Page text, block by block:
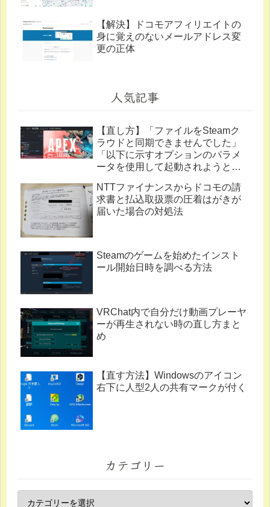
【解決】ドコモアフィリエイトの
身に覚えのないメールアドレス変
更の正体
人気記事
【直し方】「ファイルをSteamク
ラウドと同期できませんでした」
「以下に示すオプションのパラメ
ータを使用して起動されようとし
NTTファイナンスからドコモの請
求書と払込取扱票の圧着はがきが
届いた場合の対処法
Steamのゲームを始めたインスト
ール開始日時を調べる方法
VRChat内で自分だけ動画プレーヤ
ーが再生されない時の直し方まと
め
【直す方法】Windowsのアイコン
右下に人型2人の共有マークが付く
カテゴリー